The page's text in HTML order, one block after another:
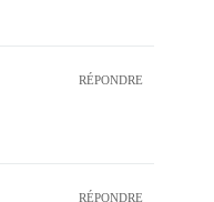
RÉPONDRE
RÉPONDRE